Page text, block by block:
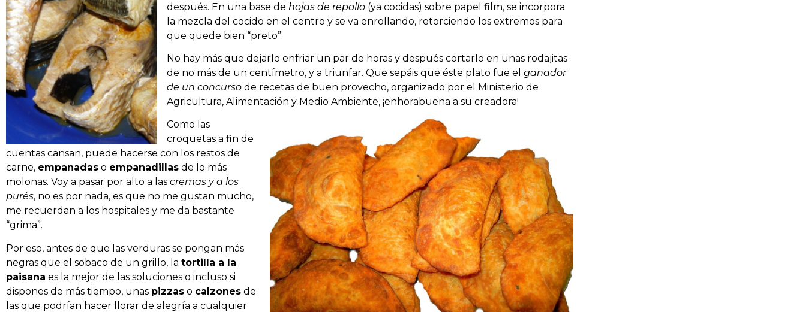
después. En una base de hojas de repollo (ya cocidas) sobre papel film, se incorpora
la mezcla del cocido en el centro y se va enrollando, retorciendo los extremos para
que quede bien “preto”.
No hay más que dejarlo enfriar un par de horas y después cortarlo en unas rodajitas
de no más de un centímetro, y a triunfar. Que sepáis que éste plato fue el ganador
de un concurso de recetas de buen provecho, organizado por el Ministerio de
Agricultura, Alimentación y Medio Ambiente, ¡enhorabuena a su creadora!
Como las
croquetas a fin de
cuentas cansan, puede hacerse con los restos de
carne, empanadas o empanadillas de lo más
molonas. Voy a pasar por alto a las cremas y a los
purés, no es por nada, es que no me gustan mucho,
me recuerdan a los hospitales y me da bastante
“grima”.
Por eso, antes de que las verduras se pongan más
negras que el sobaco de un grillo, la tortilla a la
paisana es la mejor de las soluciones o incluso si
dispones de más tiempo, unas pizzas o calzones de
las que podrían hacer llorar de alegría a cualquier